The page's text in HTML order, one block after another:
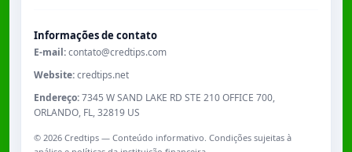
Informações de contato
E-mail:contato@credtips.com
Website:credtips.net
Endereço:7345 W SAND LAKE RD STE 210 OFFICE 700,
ORLANDO, FL, 32819 US
© 2026 Credtips — Conteúdo informativo. Condições sujeitas à